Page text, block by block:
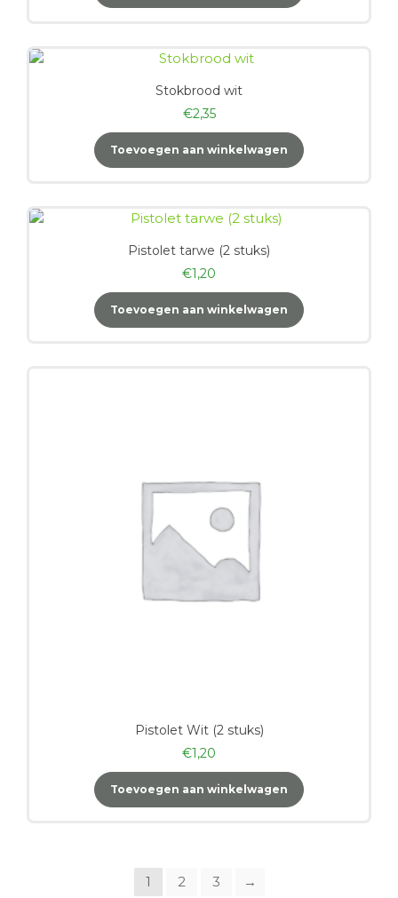
Stokbrood wit
€2,35
Toevoegen aan winkelwagen
Pistolet tarwe (2 stuks)
€1,20
Toevoegen aan winkelwagen
Pistolet Wit (2 stuks)
€1,20
Toevoegen aan winkelwagen
1 2 3 →